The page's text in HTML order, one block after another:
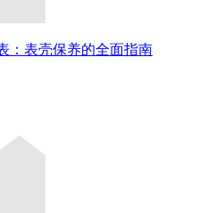
：表壳保养的全面指南